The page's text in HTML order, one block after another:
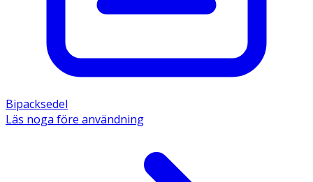
Bipacksedel
Läs noga före användning